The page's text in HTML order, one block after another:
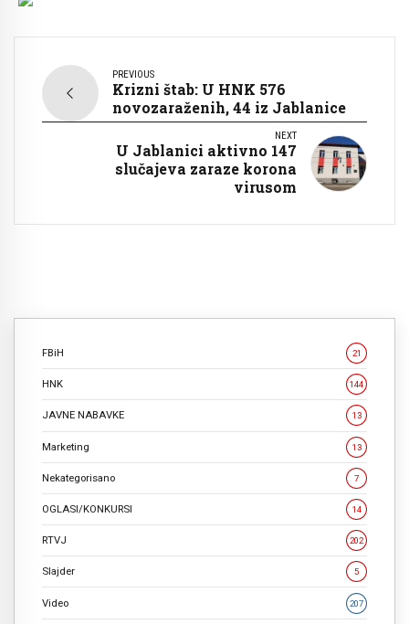
PREVIOUS
Krizni štab: U HNK 576
novozaraženih, 44 iz Jablanice
NEXT
U Jablanici aktivno 147
slučajeva zaraze korona
virusom
FBiH 21
HNK 144
JAVNE NABAVKE 13
Marketing 13
Nekategorisano 7
OGLASI/KONKURSI 14
RTVJ 202
Slajder 5
Video 207